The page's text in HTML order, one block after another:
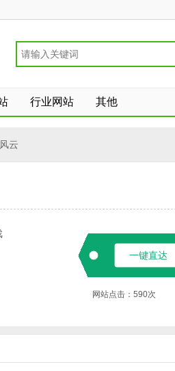
行业网站 其他
云
一键直达
网站点击： 590次